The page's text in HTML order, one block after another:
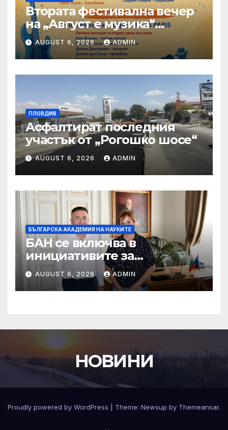
Втората фестивална вечер
на „Август е музика“
посреща Фредерик Виал
Трио
AUGUST 6, 2026 ADMIN
ПЛОВДИВ
Асфалтират последния
участък от „Рогошко шосе“
AUGUST 6, 2026 ADMIN
БЪЛГАРСКА АКАДЕМИЯ НА НАУКИТЕ
БАН се включва в
инициативите за
отбелязване 190 години от
рождението на Васил
Левски
AUGUST 6, 2026 ADMIN
НОВИНИ
Proudly powered by WordPress Theme: Newsup by Themeansar.